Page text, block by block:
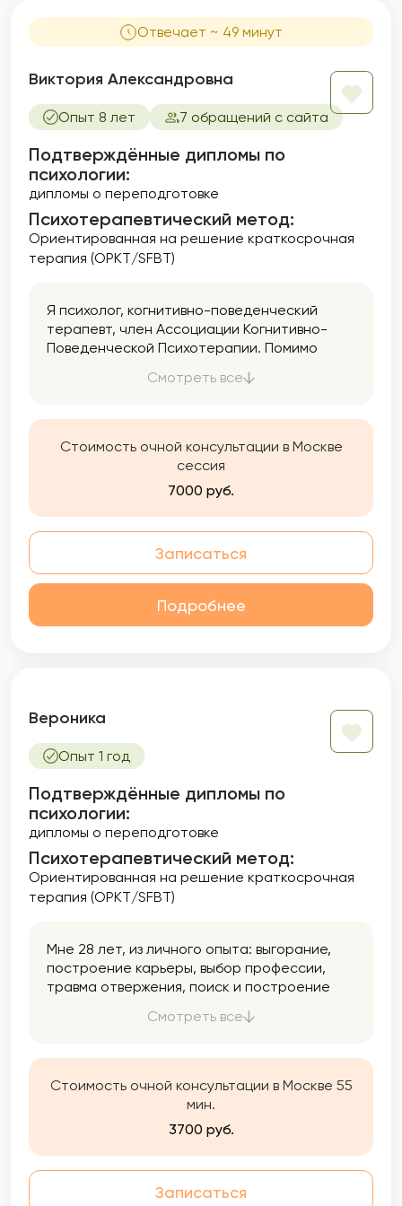
направлений, исходя из запроса и вашей
индивидуальности.Отвечает ~ 49 минут
Виктория Александровна
Опыт 8 лет 7 обращений с сайта
Подтверждённые дипломы по
психологии:
дипломы о переподготовке
Психотерапевтический метод:
Ориентированная на решение краткосрочная
терапия (ОРКТ/SFBT)
Я психолог, когнитивно-поведенческий
терапевт, член Ассоциации Когнитивно-
Поведенческой Психотерапии. Помимо
клинике, в том числе на кризисной линии, и
и работы с сотрудниками и руководителями
IT-компаний.
Смотреть все
Стоимость очной консультации в Москве
сессия
7000 руб.
Записаться
Подробнее
Вероника
Опыт 1 год
Подтверждённые дипломы по
психологии:
дипломы о переподготовке
Психотерапевтический метод:
Ориентированная на решение краткосрочная
терапия (ОРКТ/SFBT)
Мне 28 лет, из личного опыта: выгорание,
построение карьеры, выбор профессии,
травма отвержения, поиск и построение
набор веса и многое другое, с чем
терапии 🙂 Считаю себя творческим
человеком и немного художницей.
Смотреть все
Стоимость очной консультации в Москве 55
мин.
3700 руб.
Записаться